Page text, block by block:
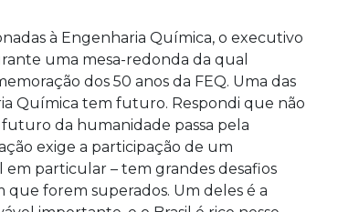
à Engenharia Química, o executivo
uma mesa-redonda da qual
dos 50 anos da FEQ. Uma das
Química tem futuro. Respondi que não
futuro da humanidade passa pela
exige a participação de um
particular – tem grandes desafios
que forem superados. Um deles é a